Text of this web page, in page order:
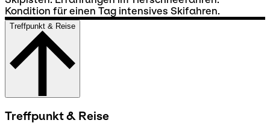
Kondition für einen Tag intensives Skifahren.
Treffpunkt & Reise
Treffpunkt & Reise